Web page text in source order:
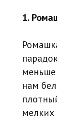
1.
меньше
нам
мелких